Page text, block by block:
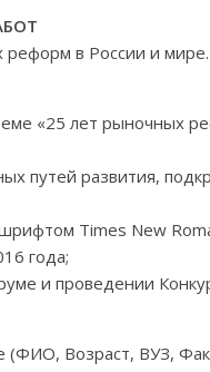
в России и
«25 лет рыночных
путей развития,
Times New
года;
и проведении
(ФИО, Возраст, ВУЗ,